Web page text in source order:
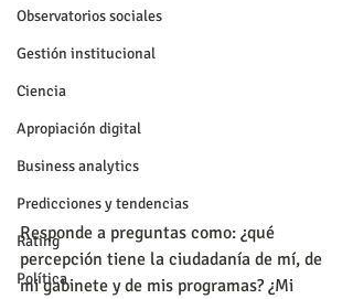
Observatorios sociales
Gestión institucional
Ciencia
Apropiación digital
Business analytics
Predicciones y tendencias
Rating
Política
Responde a preguntas como: ¿qué
percepción tiene la ciudadanía de mí, de
mi gabinete y de mis programas? ¿Mi